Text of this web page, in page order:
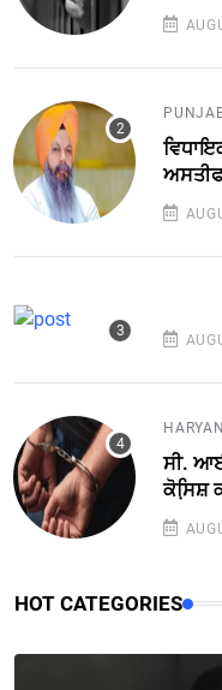
ਸੀ.
ਕੋਸਿ਼ਸ਼
HOT CATEGORIES